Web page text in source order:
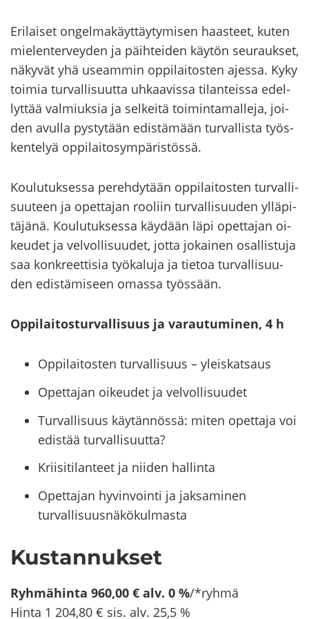
Eri­lai­set on­gel­ma­käyt­täy­ty­mi­sen haas­teet, kuten
mie­len­ter­vey­den ja päih­tei­den käy­tön seu­rauk­set,
nä­ky­vät yhä useam­min op­pi­lai­tos­ten ajes­sa. Kyky
toi­mia tur­val­li­suut­ta uh­kaa­vis­sa ti­lan­teis­sa edel­
lyt­tää val­miuk­sia ja sel­kei­tä toi­min­ta­mal­le­ja, joi­
den avul­la pys­ty­tään edis­tä­mään tur­val­lis­ta työs­
ken­te­lyä op­pi­lai­to­sym­pä­ris­tös­sä.
Kou­lu­tuk­ses­sa pe­reh­dy­tään op­pi­lai­tos­ten tur­val­li­
suu­teen ja opet­ta­jan roo­liin tur­val­li­suu­den yl­lä­pi­
tä­jä­nä. Kou­lu­tuk­ses­sa käy­dään läpi opet­ta­jan oi­
keu­det ja vel­vol­li­suu­det, jotta jo­kai­nen osal­lis­tu­ja
saa kon­kreet­ti­sia työ­ka­lu­ja ja tie­toa tur­val­li­suu­
den edis­tä­mi­seen omas­sa työs­sään.
Op­pi­lai­tos­tur­val­li­suus ja va­rau­tu­mi­nen, 4 h
Oppilaitosten turvallisuus – yleiskatsaus
Opettajan oikeudet ja velvollisuudet
Turvallisuus käytännössä: miten opettaja voi
edistää turvallisuutta?
Kriisitilanteet ja niiden hallinta
Opettajan hyvinvointi ja jaksaminen
turvallisuusnäkökulmasta
Kus­tan­nuk­set
Ryh­mä­hin­ta 960,00 € alv. 0 %/*ryhmä
Hinta 1 204,80 € sis. alv. 25,5 %